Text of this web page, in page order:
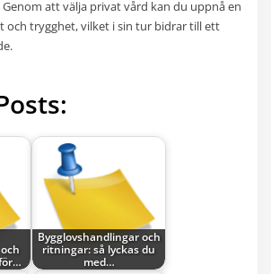
att välja privat vård kan du uppnå en
och trygghet, vilket i sin tur bidrar till ett
Bygglovshandlingar och
ritningar: så lyckas du
med…